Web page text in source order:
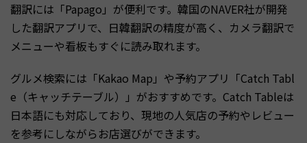
翻訳には「Papago」が便利です。韓国のNAVER社が開発
した翻訳アプリで、日韓翻訳の精度が高く、カメラ翻訳で
メニューや看板もすぐに読み取れます。
グルメ検索には「Kakao Map」や予約アプリ「Catch Tabl
e（キャッチテーブル）」がおすすめです。Catch Tableは
日本語にも対応しており、現地の人気店の予約やレビュー
を参考にしながらお店選びができます。